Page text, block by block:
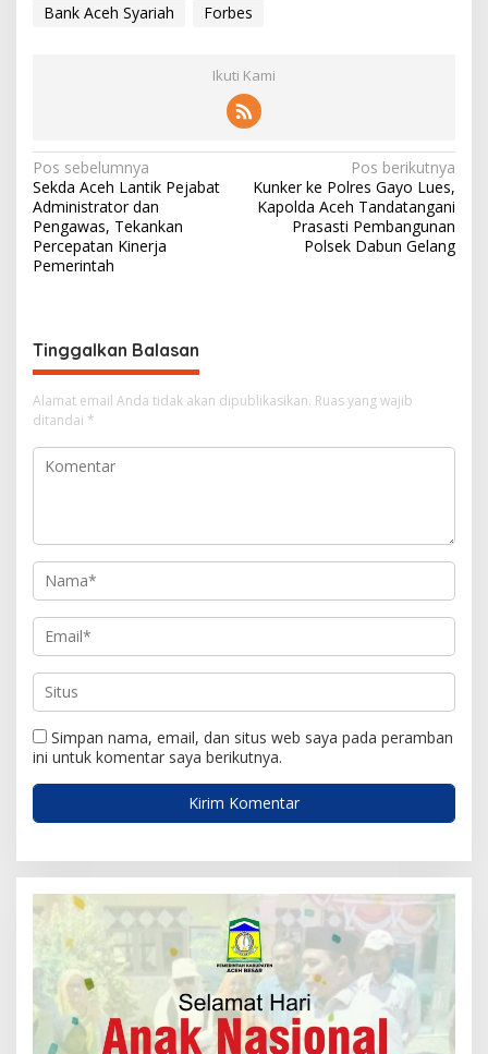
Bank Aceh Syariah Forbes
Ikuti Kami
N
a
v
i
s
i
p
o
s
Pos sebelumnya
‎Sekda Aceh Lantik Pejabat
Administrator dan
Pengawas, Tekankan
Percepatan Kinerja
Pemerintah
Pos berikutnya
Kunker ke Polres Gayo Lues,
Kapolda Aceh Tandatangani
Prasasti Pembangunan
Polsek Dabun Gelang
Tinggalkan Balasan
Alamat email Anda tidak akan dipublikasikan. Ruas yang wajib
ditandai *
Simpan nama, email, dan situs web saya pada peramban
ini untuk komentar saya berikutnya.